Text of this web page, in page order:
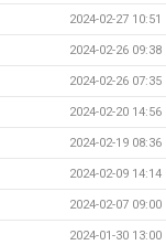
2024-02-27 10:51
2024-02-26 09:38
2024-02-26 07:35
2024-02-20 14:56
2024-02-19 08:36
2024-02-09 14:14
2024-02-07 09:00
2024-01-30 13:00